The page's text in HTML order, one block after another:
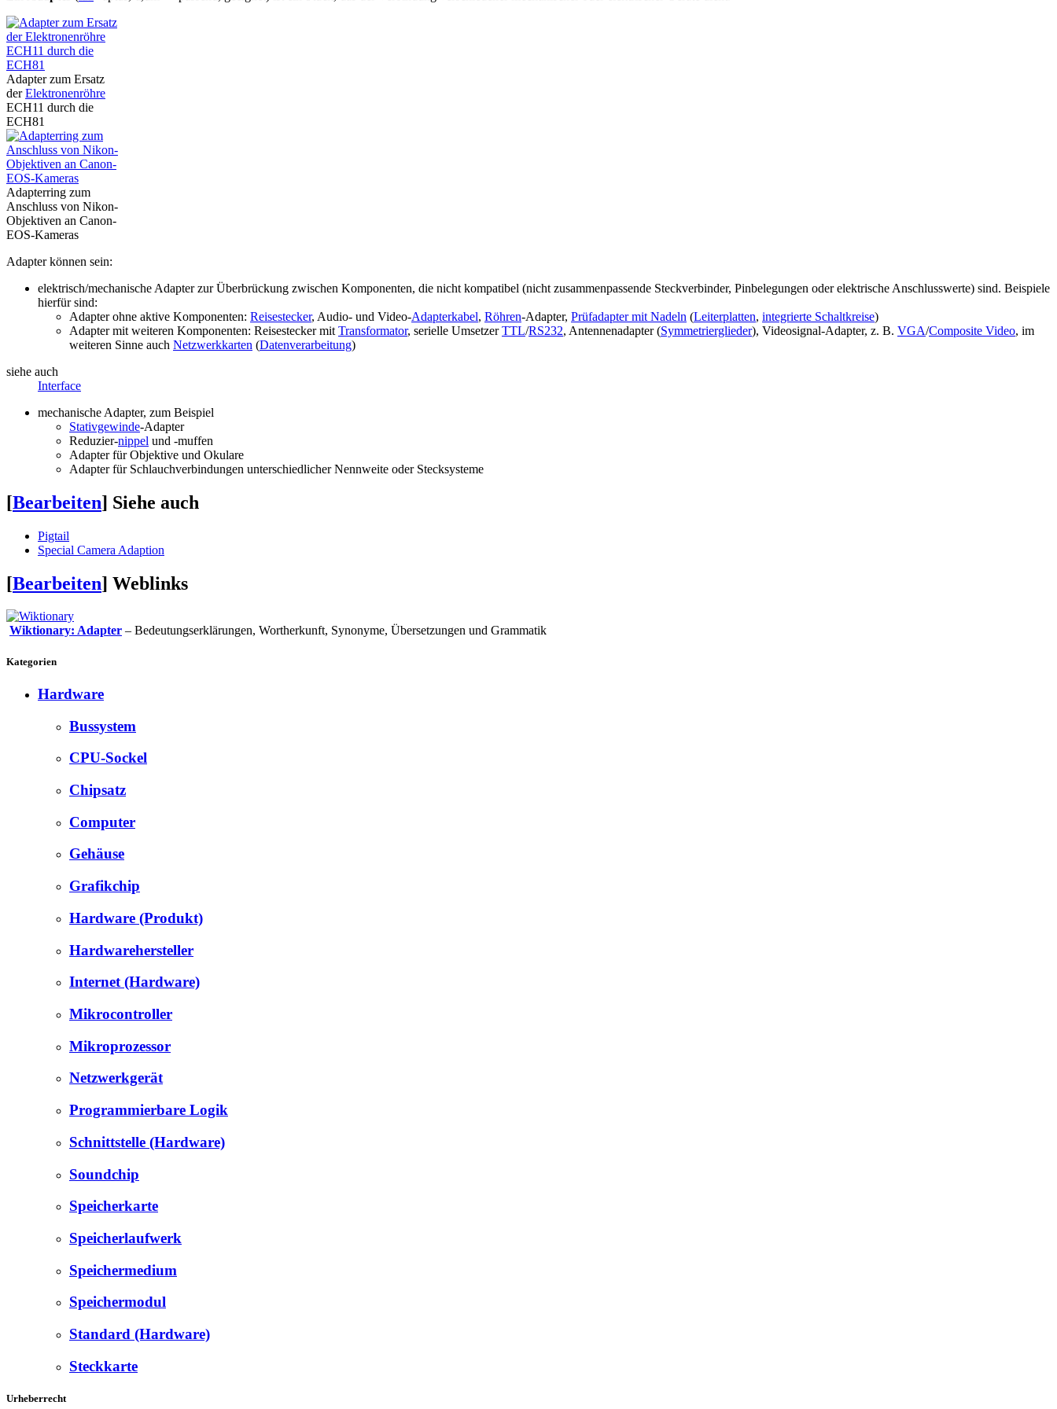
Adapter zum Ersatz
derElektronenröhre
ECH11 durch die
ECH81
Adapterring zum
Anschluss von Nikon-
Objektiven an Canon-
EOS-Kameras
Adapter können sein:
elektrisch/mechanische Adapter zur Überbrückung zwischen Komponenten, die nicht kompatibel (nicht zusammenpassende Steckverbinder, Pinbelegungen oder elektrische Anschlusswerte) sind. Beispiele
hierfür sind:
Adapter ohne aktive Komponenten: Reisestecker, Audio- und Video-Adapterkabel, Röhren-Adapter, Prüfadapter mit Nadeln (Leiterplatten, integrierte Schaltkreise)
Adapter mit weiteren Komponenten: Reisestecker mit Transformator, serielle UmsetzerTTL/RS232, Antennenadapter (Symmetrierglieder), Videosignal-Adapter, z. B. VGA/Composite Video, im
weiteren Sinne auch Netzwerkkarten (Datenverarbeitung)
siehe auch
Interface
mechanische Adapter, zum Beispiel
Stativgewinde-Adapter
Reduzier-nippel und -muffen
Adapter für Objektive und Okulare
Adapter für Schlauchverbindungen unterschiedlicher Nennweite oder Stecksysteme
[Bearbeiten] Siehe auch
Pigtail
Special Camera Adaption
[Bearbeiten] Weblinks
Wiktionary: Adapter – Bedeutungserklärungen, Wortherkunft, Synonyme, Übersetzungen und Grammatik
Kategorien
Hardware
Bussystem
CPU-Sockel
Chipsatz
Computer
Gehäuse
Grafikchip
Hardware (Produkt)
Hardwarehersteller
Internet (Hardware)
Mikrocontroller
Mikroprozessor
Netzwerkgerät
Programmierbare Logik
Schnittstelle (Hardware)
Soundchip
Speicherkarte
Speicherlaufwerk
Speichermedium
Speichermodul
Standard (Hardware)
Steckkarte
Urheberrecht